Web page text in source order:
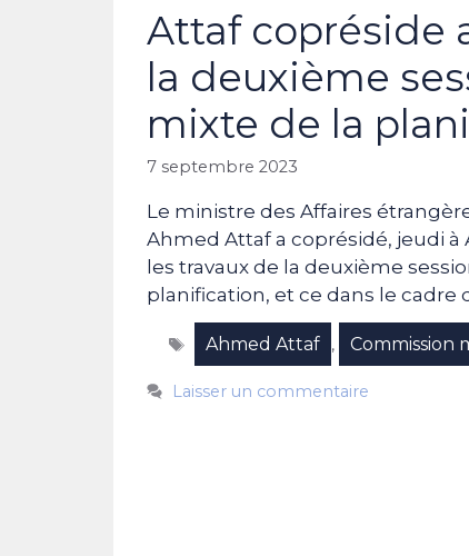
Attaf copréside
la deuxième
mixte de la
7 septembre 2023
Le ministre des Affaires
Ahmed Attaf a coprésidé, jeudi à
les travaux de la deuxième
planification, et ce dans le cadre
Étiquettes
Ahmed Attaf , Commission
Laisser un commentaire